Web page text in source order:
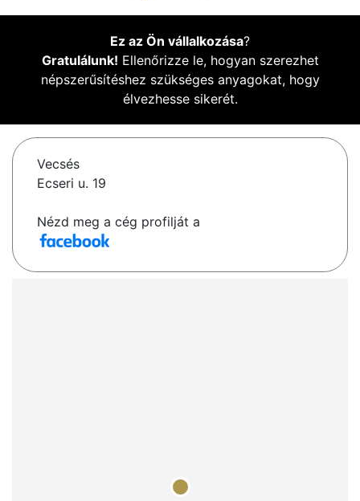
Ez az Ön vállalkozása?
Gratulálunk! Ellenőrizze le, hogyan szerezhet
népszerűsítéshez szükséges anyagokat, hogy
élvezhesse sikerét.
Vecsés
Ecseri u. 19
Nézd meg a cég profilját a